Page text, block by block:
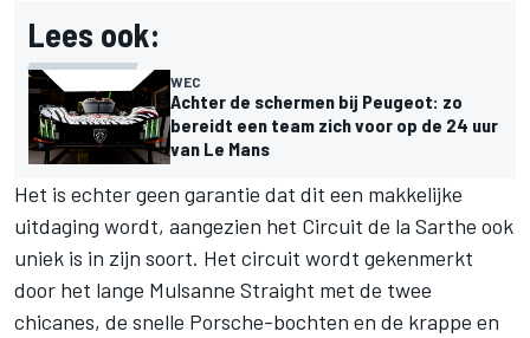
Lees ook:
WEC
Achter de schermen bij Peugeot: zo
bereidt een team zich voor op de 24 uur
van Le Mans
Het is echter geen garantie dat dit een makkelijke
uitdaging wordt, aangezien het Circuit de la Sarthe ook
uniek is in zijn soort. Het circuit wordt gekenmerkt
door het lange Mulsanne Straight met de twee
chicanes, de snelle Porsche-bochten en de krappe en